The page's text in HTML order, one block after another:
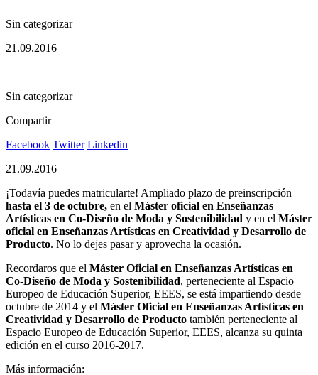
Sin categorizar
21.09.2016
Sin categorizar
Compartir
Facebook Twitter Linkedin
21.09.2016
¡Todavía puedes matricularte! Ampliado plazo de preinscripción
hasta el 3 de octubre, en el Máster oficial en Enseñanzas
Artísticas en Co-Diseño de Moda y Sostenibilidad y en el Máster
oficial en Enseñanzas Artísticas en Creatividad y Desarrollo de
Producto. No lo dejes pasar y aprovecha la ocasión.
Recordaros que el Máster Oficial en Enseñanzas Artísticas en
Co-Diseño de Moda y Sostenibilidad, perteneciente al Espacio
Europeo de Educación Superior, EEES, se está impartiendo desde
octubre de 2014 y el Máster Oficial en Enseñanzas Artísticas en
Creatividad y Desarrollo de Producto también perteneciente al
Espacio Europeo de Educación Superior, EEES, alcanza su quinta
edición en el curso 2016-2017.
Más información: